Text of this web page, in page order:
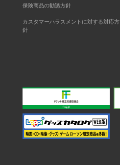
保険商品の勧誘方針
カスタマーハラスメントに対する対応方
針